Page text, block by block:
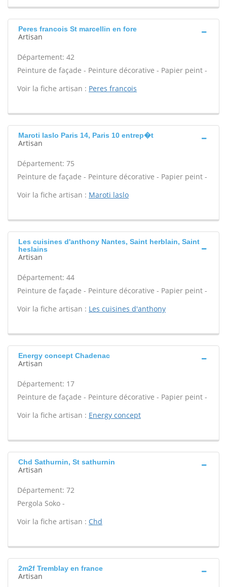
Peres francois St marcellin en fore
Artisan
Département: 42
Peinture de façade - Peinture décorative - Papier peint -
Voir la fiche artisan : Peres francois
Maroti laslo Paris 14, Paris 10 entrep�t
Artisan
Département: 75
Peinture de façade - Peinture décorative - Papier peint -
Voir la fiche artisan : Maroti laslo
Les cuisines d'anthony Nantes, Saint herblain, Saint
heslains
Artisan
Département: 44
Peinture de façade - Peinture décorative - Papier peint -
Voir la fiche artisan : Les cuisines d'anthony
Energy concept Chadenac
Artisan
Département: 17
Peinture de façade - Peinture décorative - Papier peint -
Voir la fiche artisan : Energy concept
Chd Sathurnin, St sathurnin
Artisan
Département: 72
Pergola Soko -
Voir la fiche artisan : Chd
2m2f Tremblay en france
Artisan